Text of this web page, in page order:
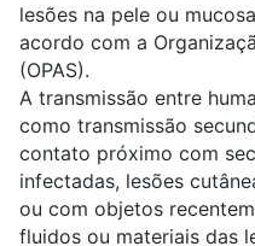
lesões na pele ou
acordo com a
(OPAS).
A transmissão entre
como transmissão
contato próximo com
infectadas, lesões
ou com objetos
fluidos ou materiais das